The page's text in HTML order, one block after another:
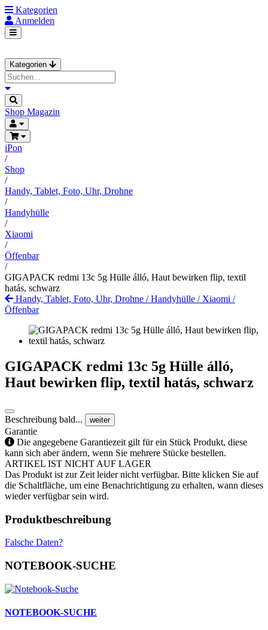
Kategorien
Anmelden
Kategorien
Shop Magazin
iPon
/
Shop
/
Handy, Tablet, Foto, Uhr, Drohne
/
Handyhülle
/
Xiaomi
/
Öffenbar
/
GIGAPACK redmi 13c 5g Hülle álló, Haut bewirken flip, textil
hatás, schwarz
Handy, Tablet, Foto, Uhr, Drohne /Handyhülle / Xiaomi /
Öffenbar
GIGAPACK redmi 13c 5g Hülle álló,
Haut bewirken flip, textil hatás, schwarz
Beschreibung bald... weiter
Garantie
Die angegebene Garantiezeit gilt für ein Stück Produkt, diese
kann sich aber ändern, wenn Sie mehrere Stücke bestellen.
ARTIKEL IST NICHT AUF LAGER
Das Produkt ist zur Zeit leider nicht verfügbar. Bitte klicken Sie auf
die Schaltfläche, um eine Benachrichtigung zu erhalten, wann dieses
wieder verfügbar sein wird.
Produktbeschreibung
Falsche Daten?
NOTEBOOK-SUCHE
NOTEBOOK-SUCHE